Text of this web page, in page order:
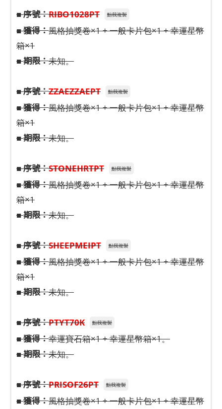
■序號：RIBO1028PT 點我複製
■獲得：風格抽獎卷×1 + 一般卡片包×1 + 幸運星幣
箱×1
■期限：未知。
■序號：ZZAEZZAEPT 點我複製
■獲得：風格抽獎卷×1 + 一般卡片包×1 + 幸運星幣
箱×1
■期限：未知。
■序號：STONEHRTPT 點我複製
■獲得：風格抽獎卷×1 + 一般卡片包×1 + 幸運星幣
箱×1
■期限：未知。
■序號：SHEEPMEIPT 點我複製
■獲得：風格抽獎卷×1 + 一般卡片包×1 + 幸運星幣
箱×1
■期限：未知。
■序號：PTYT70K 點我複製
■獲得：幸運寶石箱×1 + 幸運星幣箱×1。
■期限：未知。
■序號：PRISOF26PT 點我複製
■獲得：風格抽獎卷×1 + 一般卡片包×1 + 幸運星幣